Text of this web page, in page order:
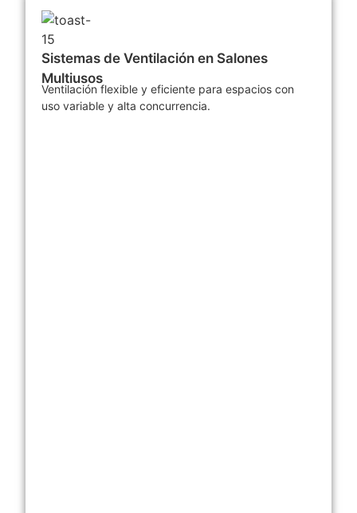
Sistemas de Ventilación en Salones
Multiusos
Ventilación flexible y eficiente para espacios con
uso variable y alta concurrencia.